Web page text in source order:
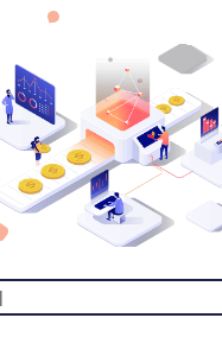
воронка